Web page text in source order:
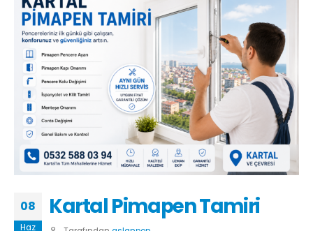
08
Haz
Kartal Pimapen Tamiri